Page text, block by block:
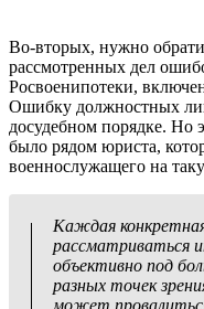
Во-вторых, нужно
рассмотренных дел
Росвоенипотеки,
Ошибку должностных
досудебном порядке. Но
было рядом юриста,
военнослужащего на
Каждая
рассматриваться
объективно под
разных точек
может